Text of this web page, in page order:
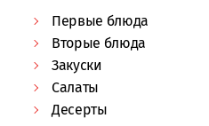
Первые блюда
Вторые блюда
Закуски
Салаты
Десерты